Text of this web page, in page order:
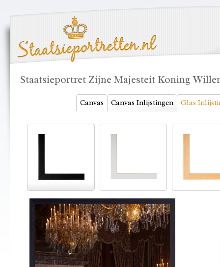
Staatsieportret Zijne Majesteit Koning
Canvas Canvas Inlijstingen Glas